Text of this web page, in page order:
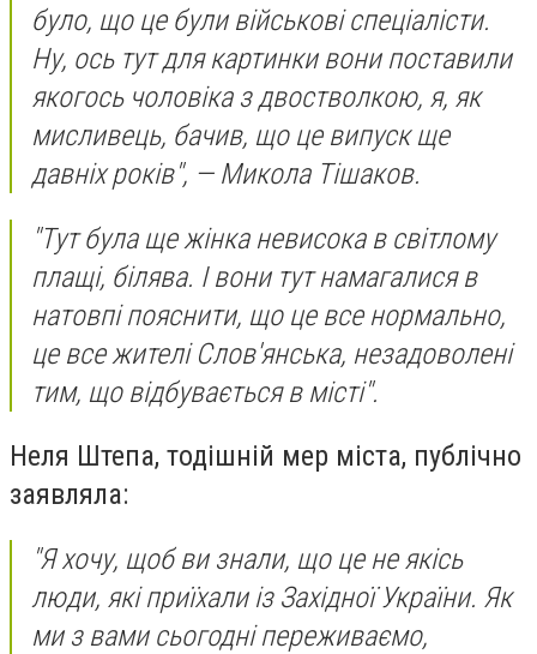
було, що це були військові спеціалісти.
Ну, ось тут для картинки вони поставили
якогось чоловіка з двостволкою, я, як
мисливець, бачив, що це випуск ще
давніх років", — Микола Тішаков.
"Тут була ще жінка невисока в світлому
плащі, білява. І вони тут намагалися в
натовпі пояснити, що це все нормально,
це все жителі Слов'янська, незадоволені
тим, що відбувається в місті".
Неля Штепа, тодішній мер міста, публічно
заявляла:
"Я хочу, щоб ви знали, що це не якісь
люди, які приїхали із Західної України. Як
ми з вами сьогодні переживаємо,